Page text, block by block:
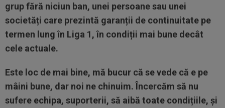
grup fără niciun ban, unei persoane sau unei
societăți care prezintă garanții de continuitate pe
termen lung în Liga 1, în condiții mai bune decât
cele actuale.
Este loc de mai bine, mă bucur că se vede că e pe
mâini bune, dar noi ne chinuim. Încercăm să nu
sufere echipa, suporterii, să aibă toate condițiile, și